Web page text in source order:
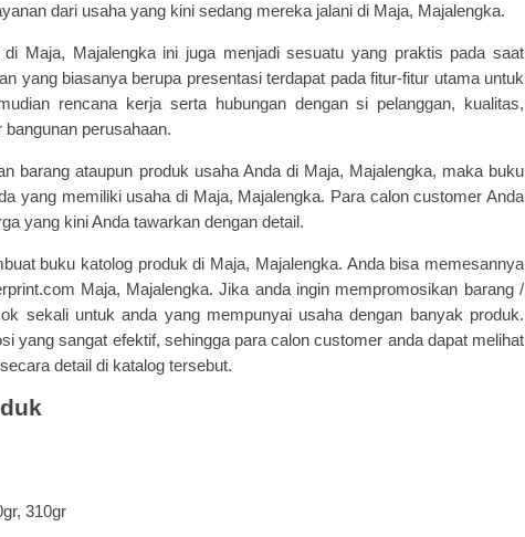
dari usaha yang kini sedang mereka jalani di Maja, Majalengka.
Maja, Majalengka ini juga menjadi sesuatu yang praktis pada saat
yang biasanya berupa presentasi terdapat pada fitur-fitur utama untuk
rencana kerja serta hubungan dengan si pelanggan, kualitas,
perusahaan.
barang ataupun produk usaha Anda di Maja, Majalengka, maka buku
yang memiliki usaha di Maja, Majalengka. Para calon customer Anda
yang kini Anda tawarkan dengan detail.
buku katolog produk di Maja, Majalengka. Anda bisa memesannya
Maja, Majalengka.Jika anda ingin mempromosikan barang /
sekali untuk anda yang mempunyai usaha dengan banyak produk.
yang sangat efektif, sehingga para calon customer anda dapat melihat
detail di katalog tersebut.
310gr